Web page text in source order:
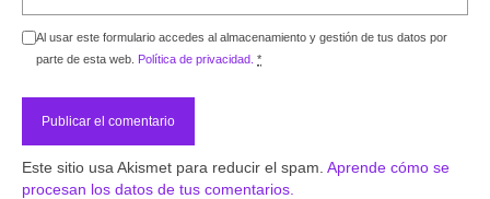
Al usar este formulario accedes al almacenamiento y gestión de tus datos por
parte de esta web. Política de privacidad. *
Este sitio usa Akismet para reducir el spam. Aprende cómo se
procesan los datos de tus comentarios.